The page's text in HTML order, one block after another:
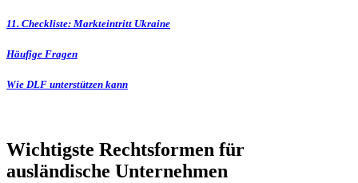
11. Checkliste: Markteintritt Ukraine
Häufige Fragen
Wie DLF unterstützen kann
Wichtigste Rechtsformen für
ausländische Unternehmen